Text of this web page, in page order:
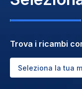
Trova i ricambi
Seleziona la tua